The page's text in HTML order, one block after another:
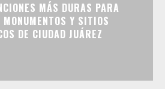
MÁS DURAS PARA
MONUMENTOS Y SITIOS
DE CIUDAD JUÁREZ